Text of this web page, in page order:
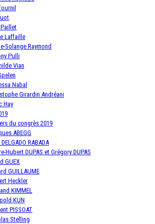
Laffaille
Solange Raymond
Pulli
Vian
Nabal
Girardin Andréani
Hay
du congrès 2019
ABEGG
RABADA
Hubert DUPAS et Grégory DUPAS
GUEX
GUILLAUME
Heckler
KIMMEL
KUN
PISSOAT
Stelling